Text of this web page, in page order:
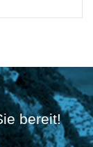
bereit!